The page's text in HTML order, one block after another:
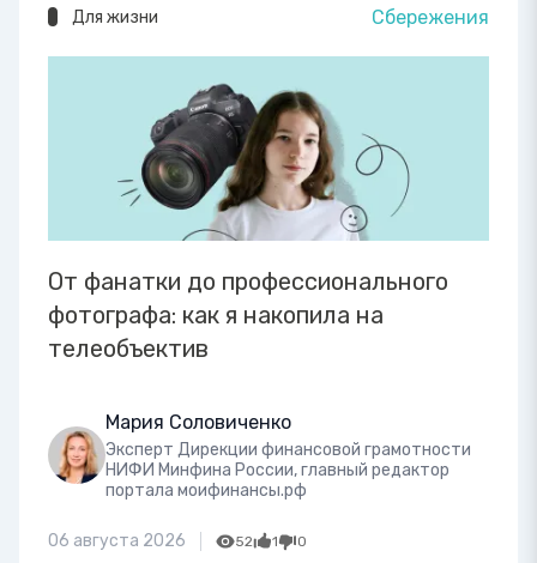
Для жизни Сбережения
От фанатки до профессионального
фотографа: как я накопила на
телеобъектив
Мария Соловиченко
Эксперт Дирекции финансовой грамотности
НИФИ Минфина России, главный редактор
портала моифинансы.рф
06 августа 2026 52 1 0